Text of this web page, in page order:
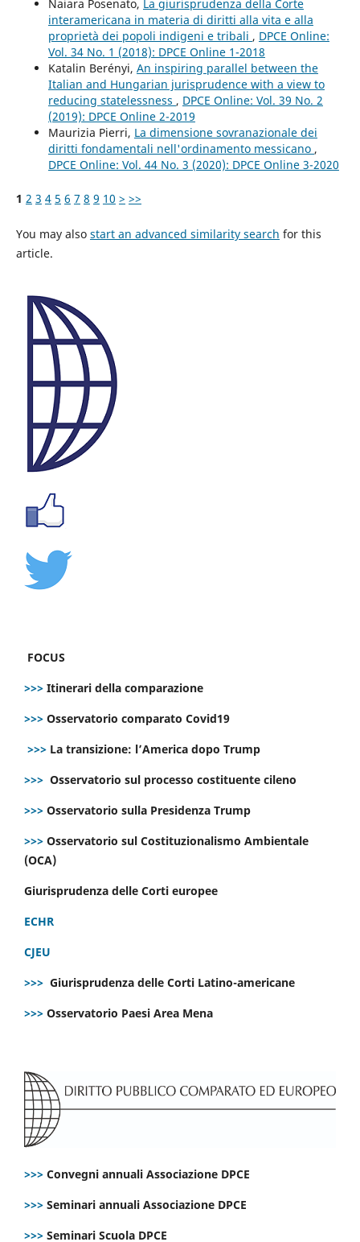
Naiara Posenato, La giurisprudenza della Corte
interamericana in materia di diritti alla vita e alla
proprietà dei popoli indigeni e tribali , DPCE Online:
Vol. 34 No. 1 (2018): DPCE Online 1-2018
Katalin Berényi, An inspiring parallel between the
Italian and Hungarian jurisprudence with a view to
reducing statelessness , DPCE Online: Vol. 39 No. 2
(2019): DPCE Online 2-2019
Maurizia Pierri, La dimensione sovranazionale dei
diritti fondamentali nell'ordinamento messicano ,
DPCE Online: Vol. 44 No. 3 (2020): DPCE Online 3-2020
1 2 3 4 5 6 7 8 9 10 > >>
You may also start an advanced similarity search for this
article.
FOCUS
>>> Itinerari della comparazione
>>> Osservatorio comparato Covid19
>>> La transizione: l’America dopo Trump
>>> Osservatorio sul processo costituente cileno
>>> Osservatorio sulla Presidenza Trump
>>> Osservatorio sul Costituzionalismo Ambientale
(OCA)
Giurisprudenza delle Corti europee
ECHR
CJEU
>>> Giurisprudenza delle Corti Latino-americane
>>> Osservatorio Paesi Area Mena
>>> Convegni annuali Associazione DPCE
>>> Seminari annuali Associazione DPCE
>>> Seminari Scuola DPCE